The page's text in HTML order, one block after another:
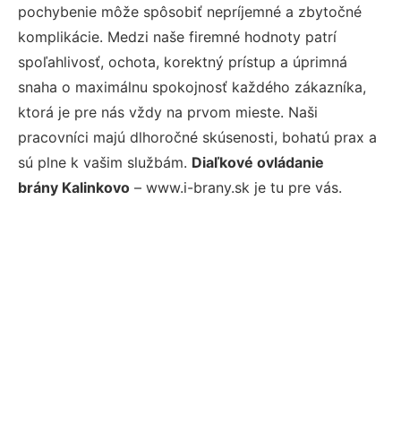
pochybenie môže spôsobiť nepríjemné a zbytočné
komplikácie. Medzi naše firemné hodnoty patrí
spoľahlivosť, ochota, korektný prístup a úprimná
snaha o maximálnu spokojnosť každého zákazníka,
ktorá je pre nás vždy na prvom mieste. Naši
pracovníci majú dlhoročné skúsenosti, bohatú prax a
sú plne k vašim službám. Diaľkové ovládanie
brány Kalinkovo – www.i-brany.sk je tu pre vás.